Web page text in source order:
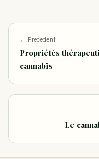
← Precedent
Propriétés
cannabis
Le